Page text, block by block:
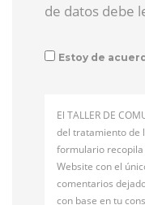
de datos debe
Estoy de
El TALLER DE
del tratamiento de
formulario
Website con el
comentarios
con base en tu